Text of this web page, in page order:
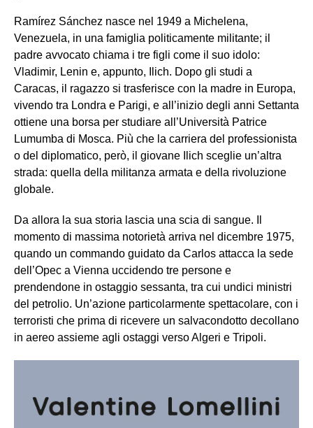
Ramírez Sánchez nasce nel 1949 a Michelena,
Venezuela, in una famiglia politicamente militante; il
padre avvocato chiama i tre figli come il suo idolo:
Vladimir, Lenin e, appunto, Ilich. Dopo gli studi a
Caracas, il ragazzo si trasferisce con la madre in Europa,
vivendo tra Londra e Parigi, e all’inizio degli anni Settanta
ottiene una borsa per studiare all’Università Patrice
Lumumba di Mosca. Più che la carriera del professionista
o del diplomatico, però, il giovane Ilich sceglie un’altra
strada: quella della militanza armata e della rivoluzione
globale.
Da allora la sua storia lascia una scia di sangue. Il
momento di massima notorietà arriva nel dicembre 1975,
quando un commando guidato da Carlos attacca la sede
dell’Opec a Vienna uccidendo tre persone e
prendendone in ostaggio sessanta, tra cui undici ministri
del petrolio. Un’azione particolarmente spettacolare, con i
terroristi che prima di ricevere un salvacondotto decollano
in aereo assieme agli ostaggi verso Algeri e Tripoli.